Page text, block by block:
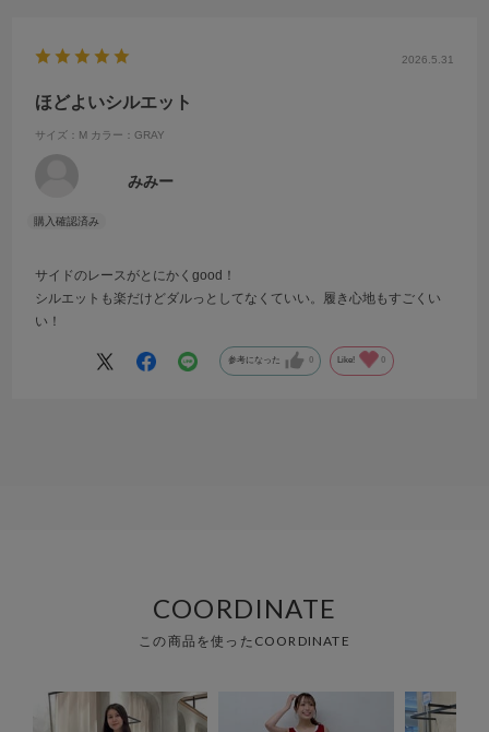
2026.5.31
ほどよいシルエット
サイズ：M カラー：GRAY
みみー
サイドのレースがとにかくgood！
シルエットも楽だけどダルっとしてなくていい。履き心地もすごくい
い！
参考になった 0 Like! 0
COORDINATE
この商品を使ったCOORDINATE